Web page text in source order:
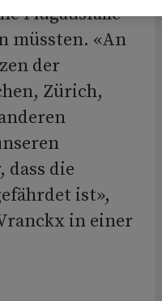
Flugausfälle
müssten. «An
der
Zürich,
dass die
ist»,
in einer